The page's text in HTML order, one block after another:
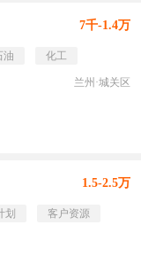
7千-1.4万
油 化工
兰州·城关区
1.5-2.5万
划
客户资源